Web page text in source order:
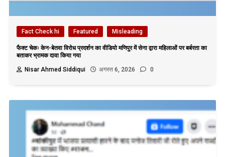
Fact Check hi Featured Misleading
फैक्ट चेकः केन-बेतवा विरोध प्रदर्शन का वीडियो मणिपुर में सेना द्वारा महिलाओं पर बर्बरता का
बताकर भ्रामक दावा किया गया
Nisar Ahmed Siddiqui
अगस्त 6, 2026 0